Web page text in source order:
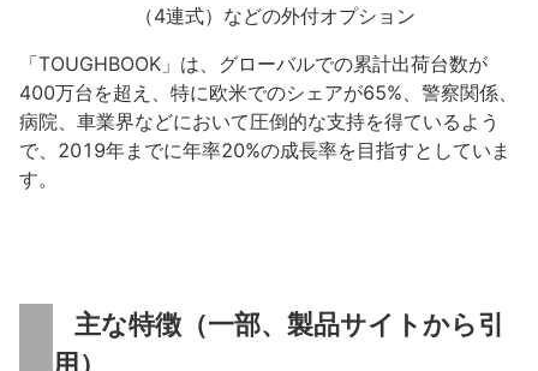
（4連式）などの外付オプション
「TOUGHBOOK」は、グローバルでの累計出荷台数が
400万台を超え、特に欧米でのシェアが65%、警察関係、
病院、車業界などにおいて圧倒的な支持を得ているよう
で、2019年までに年率20%の成長率を目指すとしていま
す。
主な特徴（一部、製品サイトから引
用）